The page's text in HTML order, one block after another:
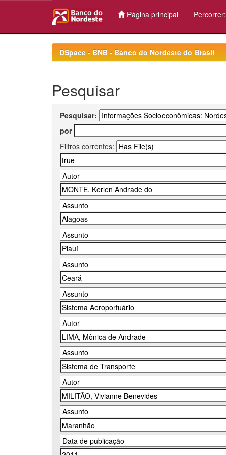
Página principal Percorrer:
DSpace - BNB - Banco do Nordeste do Brasil
Pesquisar
Pesquisar:
por
Filtros correntes: